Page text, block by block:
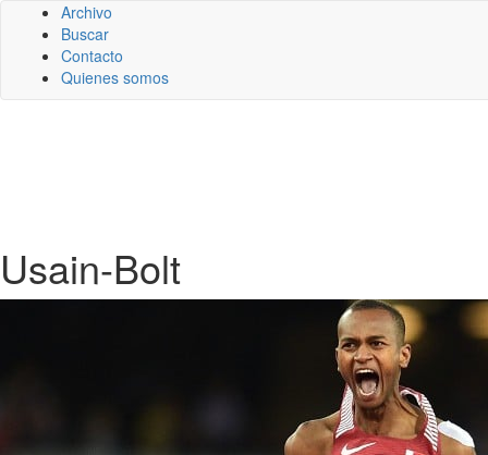
Archivo
Buscar
Contacto
Quienes somos
Usain-Bolt